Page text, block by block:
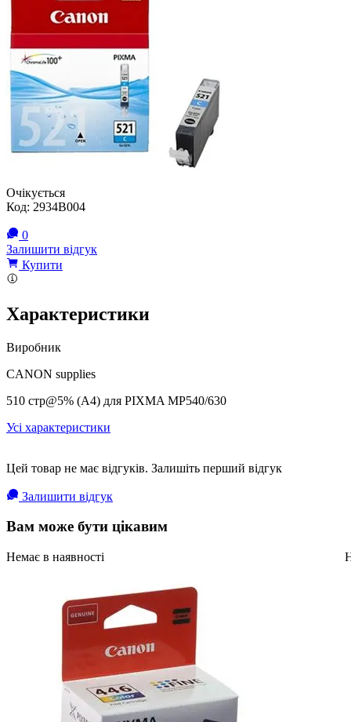
Очікується
Код: 2934B004
0
Залишити відгук
Купити
Характеристики
Виробник
CANON supplies
510 стр@5% (А4) для PIXMA MP540/630
Усі характеристики
Цей товар не має відгуків. Залишіть перший відгук
Залишити відгук
Вам може бути цікавим
Немає в наявності